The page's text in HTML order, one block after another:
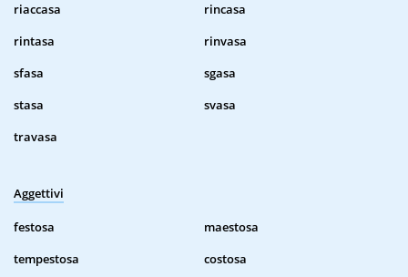
riaccasa
rincasa
rintasa
rinvasa
sfasa
sgasa
stasa
svasa
travasa
Aggettivi
festosa
maestosa
tempestosa
costosa